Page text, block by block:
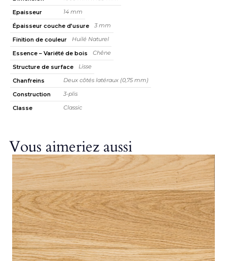
Epaisseur
14 mm
Épaisseur couche d’usure
3 mm
Finition de couleur
Huilé Naturel
Essence – Variété de bois
Chêne
Structure de surface
Lisse
Chanfreins
Deux côtés latéraux (0,75 mm)
Construction
3-plis
Classe
Classic
Vous aimeriez aussi